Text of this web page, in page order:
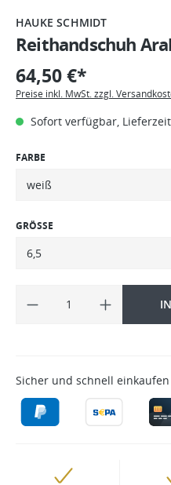
HAUKE SCHMIDT
Reithandschuh
64,50 €*
Preise inkl. MwSt. zzgl.
Sofort verfügbar,
FARBE
GRÖSSE
Sicher und schnell